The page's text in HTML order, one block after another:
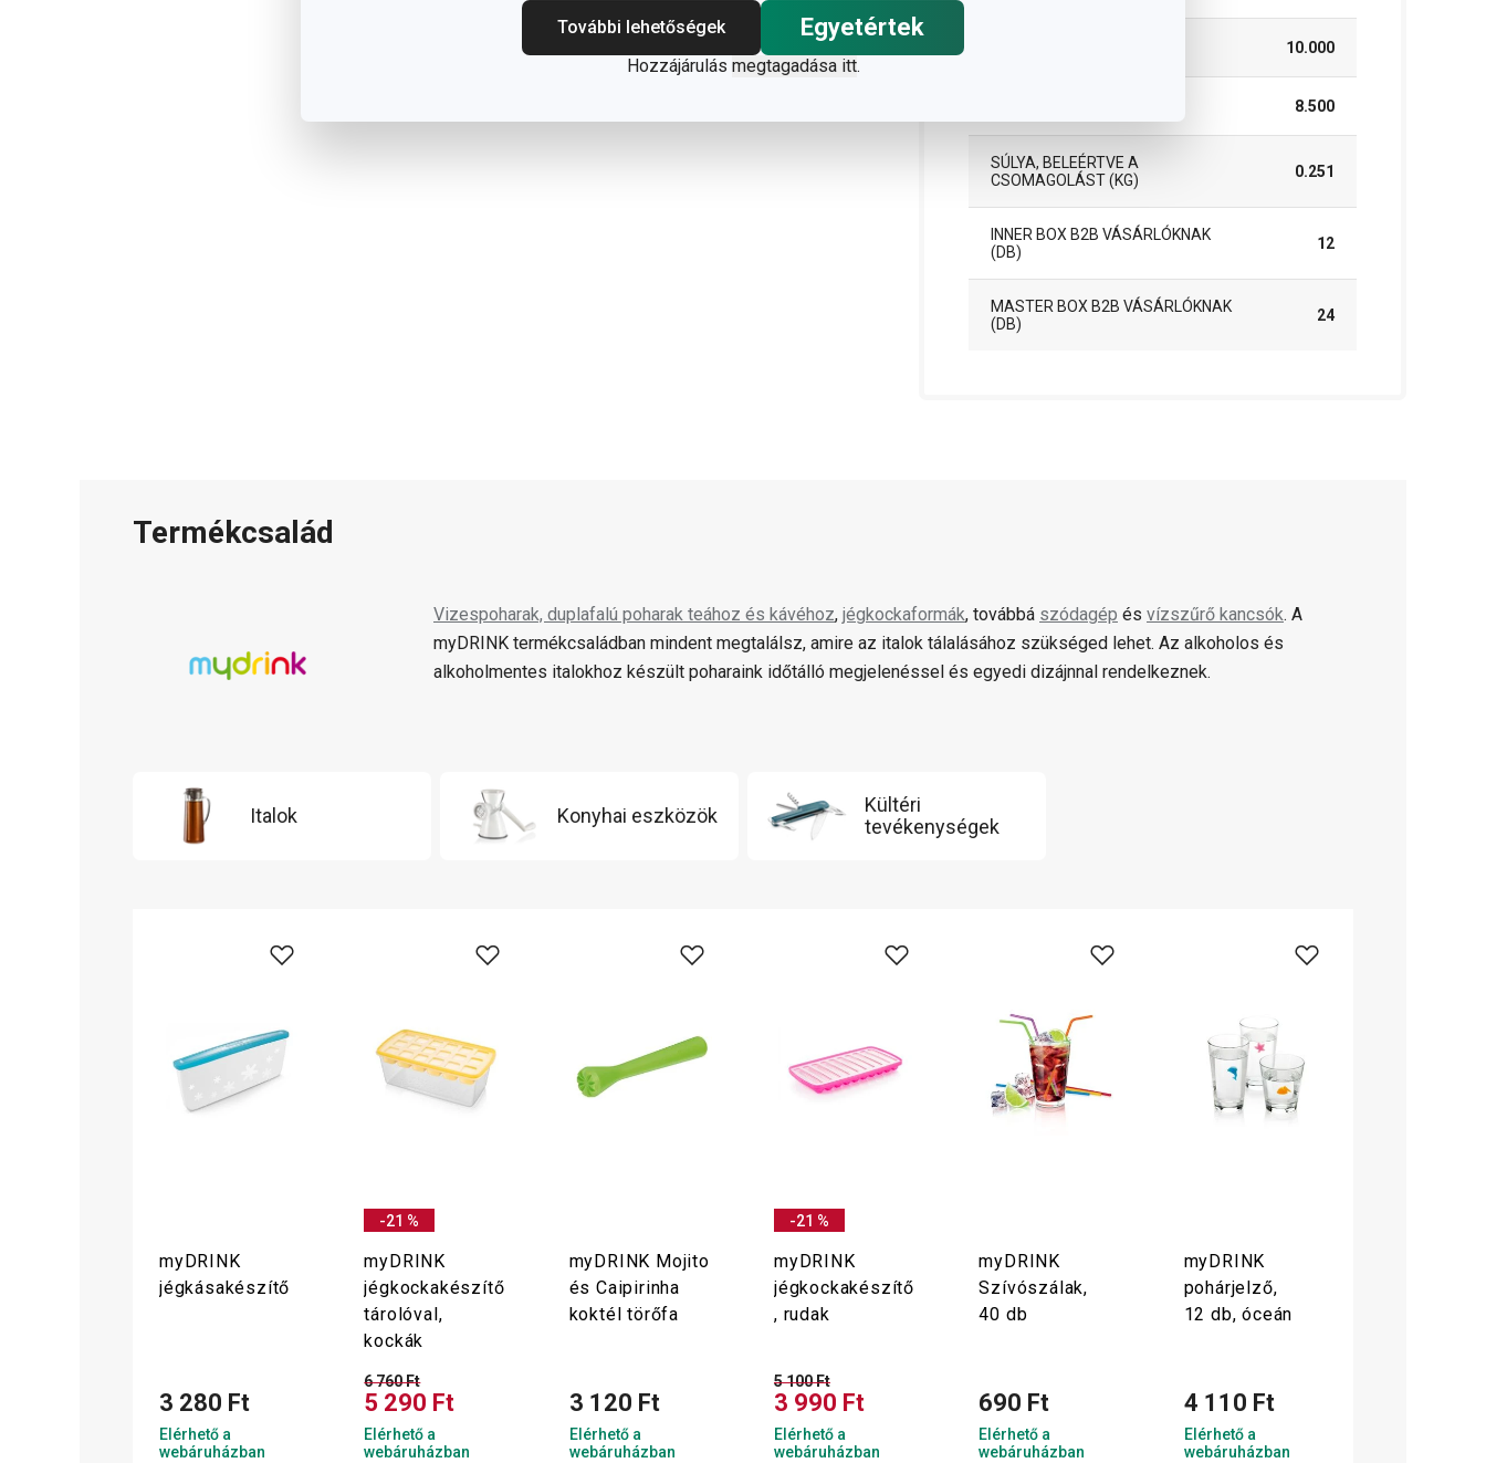
További lehetőségek
Egyetértek
Hozzájárulás megtagadása itt.
10.000
8.500
SÚLYA, BELEÉRTVE A
CSOMAGOLÁST (KG)
0.251
INNER BOX B2B VÁSÁRLÓKNAK
(DB)
12
MASTER BOX B2B VÁSÁRLÓKNAK
(DB)
24
Termékcsalád
Vizespoharak, duplafalú poharak teához és kávéhoz, jégkockaformák, továbbá szódagép és vízszűrő kancsók. A
myDRINK termékcsaládban mindent megtalálsz, amire az italok tálalásához szükséged lehet. Az alkoholos és
alkoholmentes italokhoz készült poharaink időtálló megjelenéssel és egyedi dizájnnal rendelkeznek.
Italok Konyhai eszközök
Kültéri
tevékenységek
myDRINK
jégkásakészítő
3 280 Ft
Elérhető a
webáruházban
-21 %
myDRINK
jégkockakészítő
tárolóval,
kockák
6 760 Ft
5 290 Ft
Elérhető a
webáruházban
myDRINK Mojito
és Caipirinha
koktél törőfa
3 120 Ft
Elérhető a
webáruházban
-21 %
myDRINK
jégkockakészítő
, rudak
5 100 Ft
3 990 Ft
Elérhető a
webáruházban
myDRINK
Szívószálak,
40 db
690 Ft
Elérhető a
webáruházban
myDRINK
pohárjelző,
12 db, óceán
4 110 Ft
Elérhető a
webáruházban